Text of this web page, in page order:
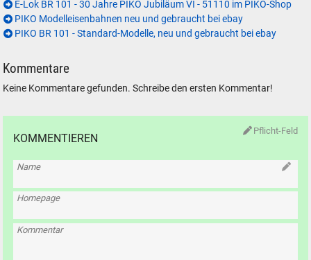
E-Lok BR 101 - 30 Jahre PIKO Jubiläum VI - 51110 im PIKO-Shop
PIKO Modelleisenbahnen neu und gebraucht bei ebay
PIKO BR 101 - Standard-Modelle, neu und gebraucht bei ebay
Kommentare
Keine Kommentare gefunden. Schreibe den ersten Kommentar!
Pflicht-Feld
KOMMENTIEREN
Name
Homepage
Kommentar